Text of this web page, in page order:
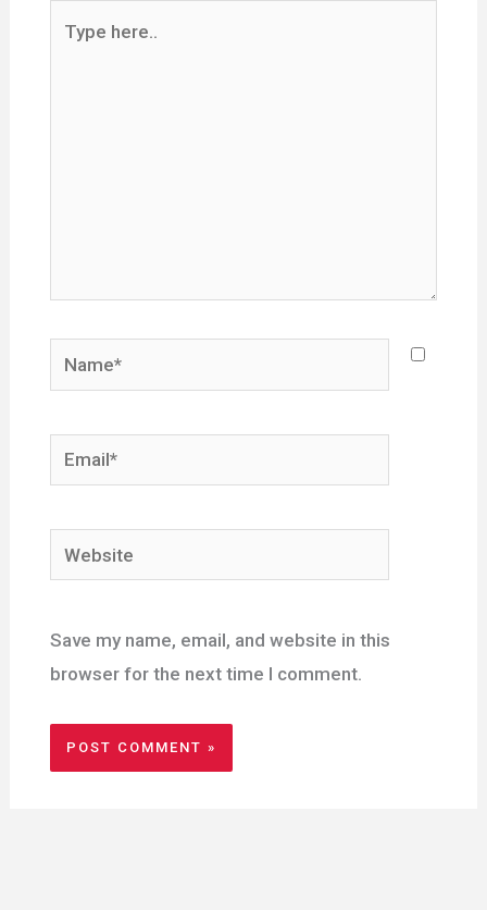
Name*
Email*
Website
Save my name, email, and website in this
browser for the next time I comment.